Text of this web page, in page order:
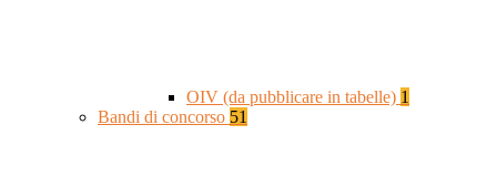
OIV (da pubblicare in tabelle) 1
Bandi di concorso 51